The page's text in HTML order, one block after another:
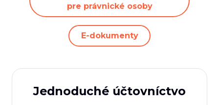
pre právnické osoby
E-dokumenty
Jednoduché účtovníctvo